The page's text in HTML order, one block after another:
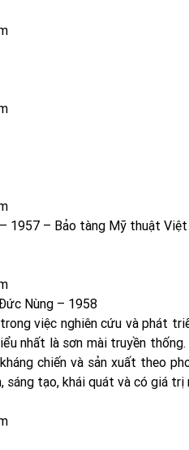
1957 – Bảo tàng Mỹ thuật
Nùng – 1958
việc nghiên cứu và phát
nhất là sơn mài truyền
chiến và sản xuất theo
sáng tạo, khái quát và có giá trị